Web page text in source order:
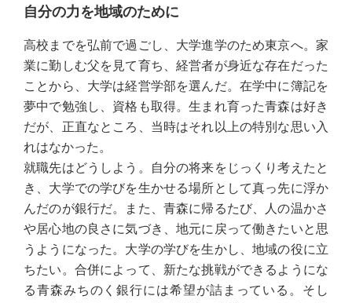
自分の力を地域のために
高校までを弘前で過ごし、大学進学のため東京へ。家
業に勤しむ父を見て育ち、経営者が身近な存在だった
ことから、大学は経営学部を選んだ。在学中に簿記を
夢中で勉強し、資格も取得。生まれ育った青森は好き
だが、正直なところ、当時はそれ以上の特別な思い入
れはなかった。
就職先はどうしよう。自分の将来をじっくり考えたと
き、大学での学びを生かせる場所として真っ先に浮か
んだのが銀行だ。また、青森に帰るたび、人の温かさ
や居心地の良さに気づき、地元に戻って働きたいと思
うようになった。大学の学びを生かし、地域の役に立
ちたい。合併によって、新たな挑戦ができるようにな
る青森みちのく銀行には希望が詰まっている。そし